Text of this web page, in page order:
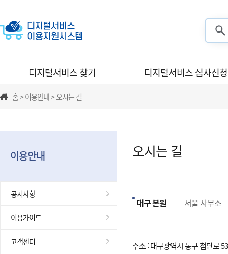
디지털서비스 찾기 디지털서비스 심사신청
홈 > 이용안내 > 오시는 길
이용안내
공지사항
이용가이드
고객센터
오시는 길
대구 본원
주소 : 대구광역시 동구 첨단로
서울 사무소